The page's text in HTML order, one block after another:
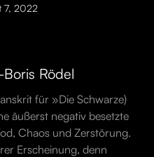
7, 2022
Rödel
für »Die Schwarze)
äußerst negativ besetzte
Chaos und Zerstörung.
Erscheinung, denn